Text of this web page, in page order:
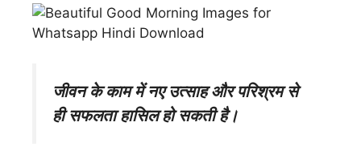
जीवन के काम में नए उत्साह और परिश्रम से
ही सफलता हासिल हो सकती है।